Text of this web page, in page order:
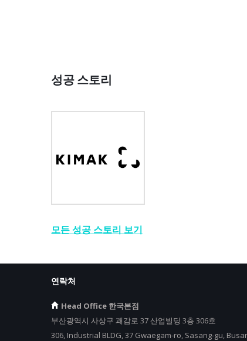
성공 스토리
모든 성공 스토리 보기
연락처
Head Office 한국본점
부산광역시 사상구 괘감로 37 산업빌딩 3층 306호
306, Industrial BLDG, 37 Gwaegam-ro, Sasang-gu,